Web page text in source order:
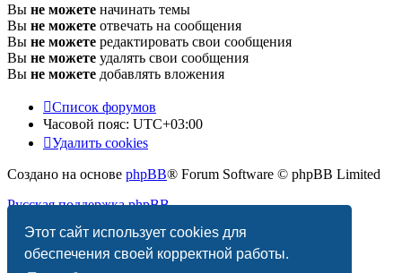
Этот сайт использует cookies для
обеспечения своей корректной работы.
Вы не можете начинать темы
Вы не можете отвечать на сообщения
Вы не можете редактировать свои сообщения
Вы не можете удалять свои сообщения
Вы не можете добавлять вложения
Список форумов
Часовой пояс: UTC+03:00
Удалить cookies
Создано на основе phpBB® Forum Software © phpBB Limited
Русская поддержка phpBB
Конфиденциальность |Правила